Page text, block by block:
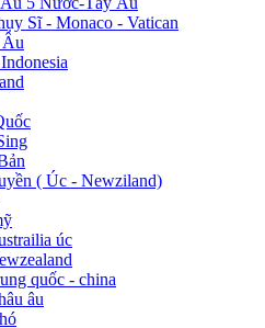
Sĩ - Monaco - Vatican
( Úc - Newziland)
úc
quốc - china
âu